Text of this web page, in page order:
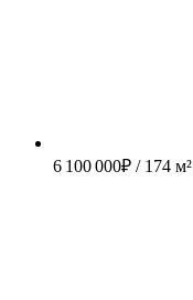
6 100 000₽ / 174 м²